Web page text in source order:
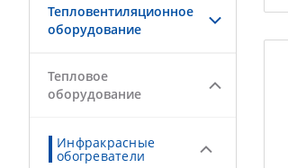
Тепловентиляционное
оборудование
Тепловое
оборудование
Инфракрасные
обогреватели